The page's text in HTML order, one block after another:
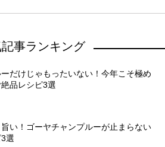
記事ランキング
だけじゃもったいない！今年こそ極め
品レシピ3選
い！ゴーヤチャンプルーが止まらない
選